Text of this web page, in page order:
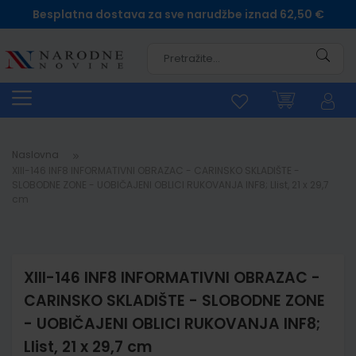
Besplatna dostava za sve narudžbe iznad 62,50 €
Naslovna
XIII-146 INF8 INFORMATIVNI OBRAZAC -
CARINSKO SKLADIŠTE - SLOBODNE ZONE
- UOBIČAJENI OBLICI RUKOVANJA INF8;
Llist, 21 x 29,7 cm